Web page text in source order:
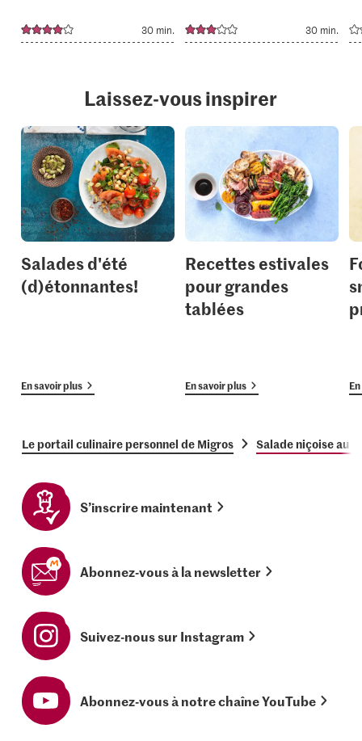
30 min. 30 min.
Laissez-vous inspirer
Salades d'été
(d)étonnantes!
En savoir plus
Recettes estivales
pour grandes
tablées
En savoir plus
Le portail culinaire personnel de Migros Salade niçoise au
S’inscrire maintenant
Abonnez-vous à la newsletter
Suivez-nous sur Instagram
Abonnez-vous à notre chaîne YouTube